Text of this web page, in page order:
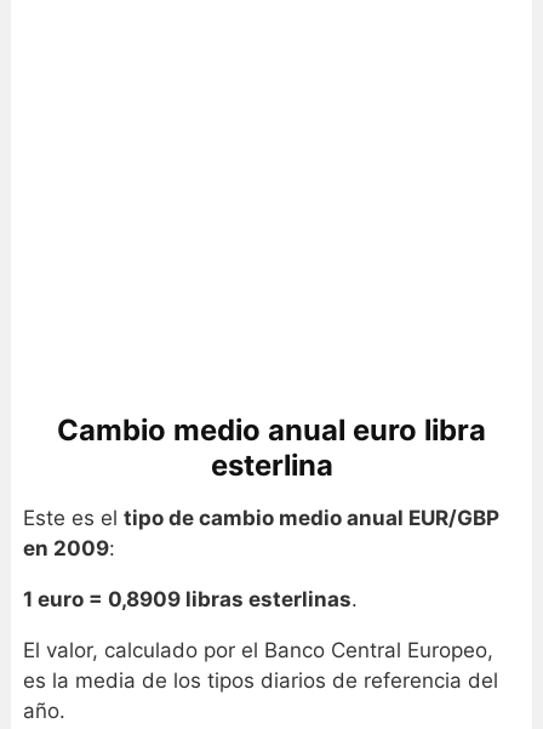
Cambio medio anual euro libra
esterlina
Este es el tipo de cambio medio anual EUR/GBP
en 2009:
1 euro = 0,8909 libras esterlinas.
El valor, calculado por el Banco Central Europeo,
es la media de los tipos diarios de referencia del
año.